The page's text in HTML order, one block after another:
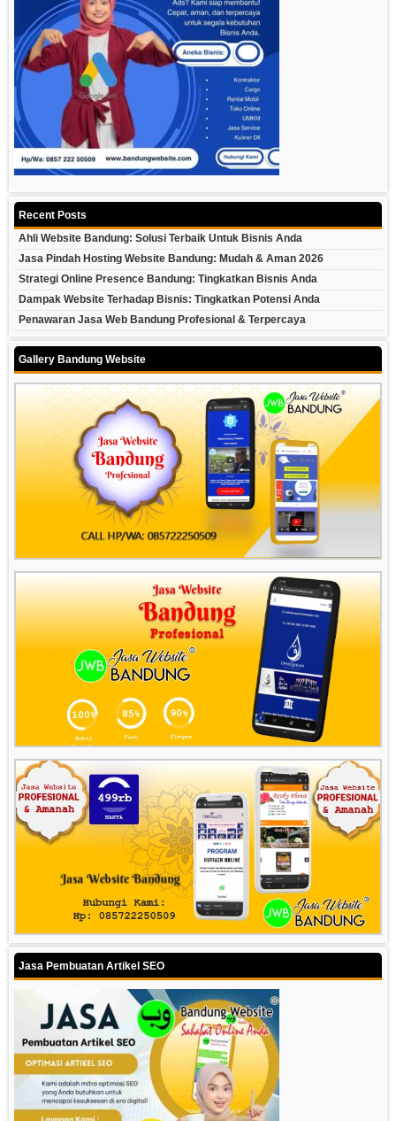
Recent Posts
Ahli Website Bandung: Solusi Terbaik Untuk Bisnis Anda
Jasa Pindah Hosting Website Bandung: Mudah & Aman 2026
Strategi Online Presence Bandung: Tingkatkan Bisnis Anda
Dampak Website Terhadap Bisnis: Tingkatkan Potensi Anda
Penawaran Jasa Web Bandung Profesional & Terpercaya
Gallery Bandung Website
Jasa Pembuatan Artikel SEO